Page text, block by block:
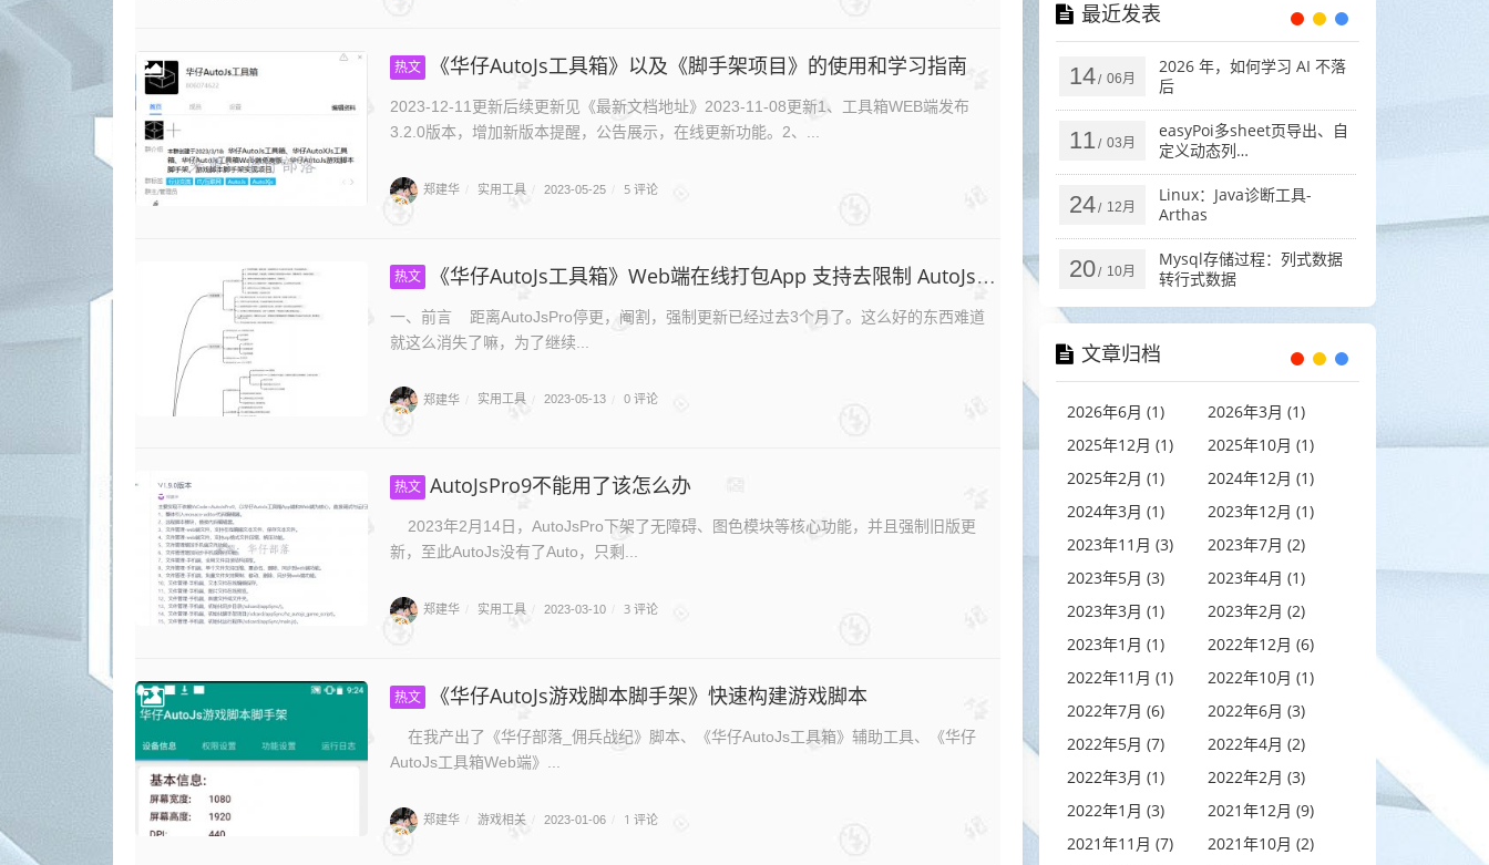
热文 《华仔AutoJs工具箱》以及《脚手架项目》的使用和学习指南
2023-12-11更新后续更新见《最新文档地址》2023-11-08更新1、工具箱WEB端发布
3.2.0版本，增加新版本提醒，公告展示，在线更新功能。2、...
郑建华 实用工具 2023-05-25 5 评论
热文 《华仔AutoJs工具箱》Web端在线打包App 支持去限制 AutoJsPro9项目
一、前言 距离AutoJsPro停更，阉割，强制更新已经过去3个月了。这么好的东西难道
就这么消失了嘛，为了继续...
郑建华 实用工具 2023-05-13 0 评论
热文 AutoJsPro9不能用了该怎么办
2023年2月14日，AutoJsPro下架了无障碍、图色模块等核心功能，并且强制旧版更
新，至此AutoJs没有了Auto，只剩...
郑建华 实用工具 2023-03-10 3 评论
热文 《华仔AutoJs游戏脚本脚手架》快速构建游戏脚本
在我产出了《华仔部落_佣兵战纪》脚本、《华仔AutoJs工具箱》辅助工具、《华仔
AutoJs工具箱Web端》...
郑建华 游戏相关 2023-01-06 1 评论
最近发表
14/ 06月
2026 年，如何学习 AI 不落
后
11 / 03月
easyPoi多sheet页导出、自
定义动态列
(ExcelExportEntity)
24/ 12月
Linux：Java诊断工具-
Arthas
20/ 10月
Mysql存储过程：列式数据
转行式数据
文章归档
2026年6月 (1)
2026年3月 (1)
2025年12月 (1)
2025年10月 (1)
2025年2月 (1)
2024年12月 (1)
2024年3月 (1)
2023年12月 (1)
2023年11月 (3)
2023年7月 (2)
2023年5月 (3)
2023年4月 (1)
2023年3月 (1)
2023年2月 (2)
2023年1月 (1)
2022年12月 (6)
2022年11月 (1)
2022年10月 (1)
2022年7月 (6)
2022年6月 (3)
2022年5月 (7)
2022年4月 (2)
2022年3月 (1)
2022年2月 (3)
2022年1月 (3)
2021年12月 (9)
2021年11月 (7)
2021年10月 (2)